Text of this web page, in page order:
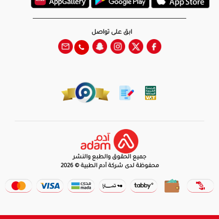
ابق على تواصل
جميع الحقوق والطبع والنشر
محفوظة لدى شركة آدم الطبية © 2026